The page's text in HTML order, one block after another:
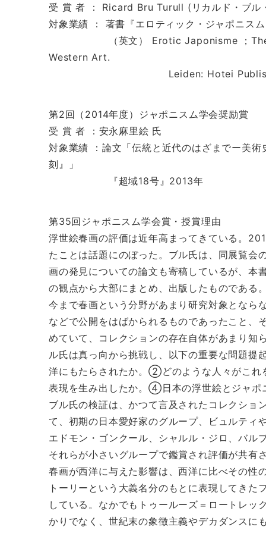
受 賞 者 ： Ricard Bru Turull (リカルド・ブル
対象業績 ： 著書『エロティック・ジャポニス
（英文） Erotic Japonisme ；The
Western Art.
Leiden: Hotei Publishing
第2回（2014年度）ジャポニスム学会奨励賞
受 賞 者 ：安永麻里絵 氏
対象業績 ：論文「伝統と近代のはざまでー美
刻』」
『超域18号』2013年
第35回ジャポニスム学会賞・授賞理由
浮世絵春画の評価は近年高まってきている。
たことは話題にのぼった。ブル氏は、同展覧会
画の発見についての論文も寄稿しているが、本
の観点から大部にまとめ、出版したものである
今まで春画という分野があまり研究対象となら
などで公開をはばかられるものであったこと、
めていて、コレクションの存在自体があまり知
ル氏は真っ向から挑戦し、以下の重要な問題
洋にもたらされたか。②どのような人々がこ
表現を生み出したか。④日本の浮世絵とジャポ
ブル氏の検証は、かつて言及されたコレクショ
て、初期の日本愛好家のグループ、ビュルティ
エドモン・ゴンクール、シャルル・ジロ、バル
それらが小さいグループで鑑賞され評価が共有
春画が西洋に与えた影響は、西洋に比べその性
トーリーという大義名分のもとに表現してき
している。なかでもトゥールーズ＝ロートレ
かりでなく、世紀末の象徴主義やデカダンスに